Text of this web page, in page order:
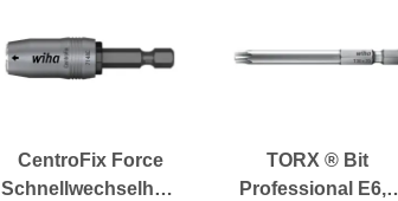
CentroFix Force
Schnellwechselhalter
TORX ® Bit
Professional E6,3